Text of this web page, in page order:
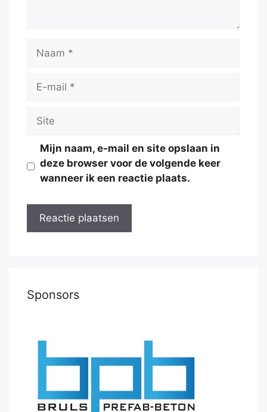
Naam
Site
Mijn naam, e-mail en site opslaan in
deze browser voor de volgende keer
wanneer ik een reactie plaats.
Sponsors